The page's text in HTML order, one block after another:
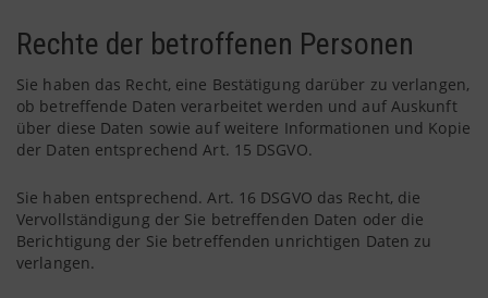
Rechte der betroffenen Personen
Sie haben das Recht, eine Bestätigung darüber zu verlangen,
ob betreffende Daten verarbeitet werden und auf Auskunft
über diese Daten sowie auf weitere Informationen und Kopie
der Daten entsprechend Art. 15 DSGVO.
Sie haben entsprechend. Art. 16 DSGVO das Recht, die
Vervollständigung der Sie betreffenden Daten oder die
Berichtigung der Sie betreffenden unrichtigen Daten zu
verlangen.